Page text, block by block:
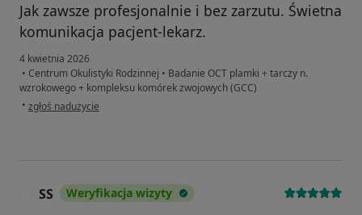
Jak zawsze profesjonalnie i bez zarzutu. Świetna
komunikacja pacjent-lekarz.
4 kwietnia 2026
• Centrum Okulistyki Rodzinnej • Badanie OCT plamki + tarczy n.
wzrokowego + kompleksu komórek zwojowych (GCC)
• w opinii użytkownika WSz
zgłoś nadużycie
SS Weryfikacja wizyty